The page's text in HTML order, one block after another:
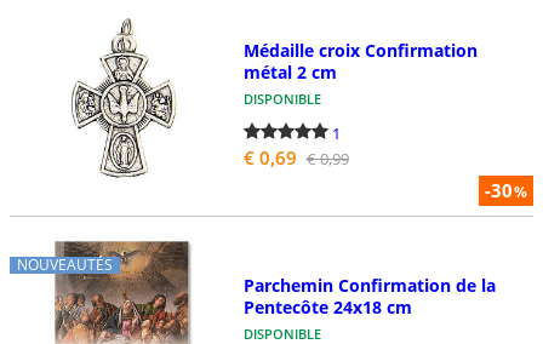
-30%
Médaille croix Confirmation
métal 2 cm
DISPONIBLE
1
€ 0,69 € 0,99
NOUVEAUTÉS
Parchemin Confirmation de la
Pentecôte 24x18 cm
DISPONIBLE